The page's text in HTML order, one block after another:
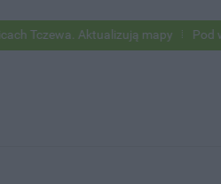
Aktualizują mapy Pod